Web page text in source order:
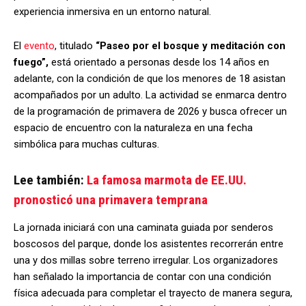
experiencia inmersiva en un entorno natural.
El evento, titulado “Paseo por el bosque y meditación con
fuego”, está orientado a personas desde los 14años en
adelante, con la condición de que los menores de 18 asistan
acompañados por un adulto. La actividad se enmarca dentro
de la programación de primavera de 2026 y busca ofrecer un
espacio de encuentro con la naturaleza en una fecha
simbólica para muchas culturas.
Lee también: La famosa marmota de EE.UU.
pronosticó una primavera temprana
La jornada iniciará con una caminata guiada por senderos
boscosos del parque, donde los asistentes recorrerán entre
una y dos millas sobre terreno irregular. Los organizadores
han señalado la importancia de contar con una condición
física adecuada para completar el trayecto de manera segura,